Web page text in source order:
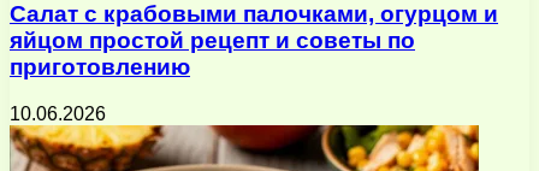
Салат с крабовыми палочками, огурцом и
яйцом простой рецепт и советы по
приготовлению
10.06.2026